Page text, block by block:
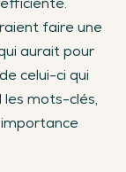
faire une
aurait pour
celui-ci qui
les mots-clés,